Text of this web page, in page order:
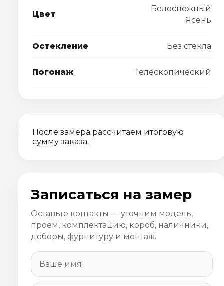
Цвет
Белоснежный
Ясень
Остекление Без стекла
Погонаж Телескопический
После замера рассчитаем итоговую
сумму заказа.
Записаться на замер
Оставьте контакты — уточним модель,
проём, комплектацию, короб, наличники,
доборы, фурнитуру и монтаж.